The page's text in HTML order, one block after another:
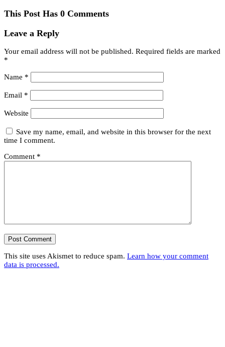
This Post Has 0 Comments
Leave a Reply
Your email address will not be published. Required fields are marked
*
Name *
Email *
Website
Save my name, email, and website in this browser for the next
time I comment.
Comment *
This site uses Akismet to reduce spam. Learn how your comment
data is processed.